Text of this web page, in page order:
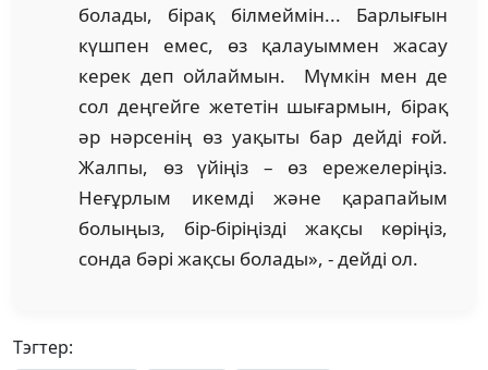
болады, бірақ білмеймін... Барлығын
күшпен емес, өз қалауыммен жасау
керек деп ойлаймын. Мүмкін мен де
сол деңгейге жететін шығармын, бірақ
әр нәрсенің өз уақыты бар дейді ғой.
Жалпы, өз үйіңіз – өз ережелеріңіз.
Неғұрлым икемді және қарапайым
болыңыз, бір-біріңізді жақсы көріңіз,
сонда бәрі жақсы болады», - дейді ол.
Тэгтер: